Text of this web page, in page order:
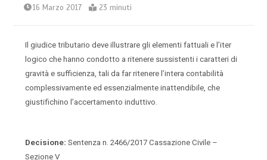
16 Marzo 2017 23 minuti
Il giudice tributario deve illustrare gli elementi fattuali e l’iter
logico che hanno condotto a ritenere sussistenti i caratteri di
gravità e sufficienza, tali da far ritenere l’intera contabilità
complessivamente ed essenzialmente inattendibile, che
giustifichino l’accertamento induttivo.
Decisione: Sentenza n. 2466/2017 Cassazione Civile –
Sezione V